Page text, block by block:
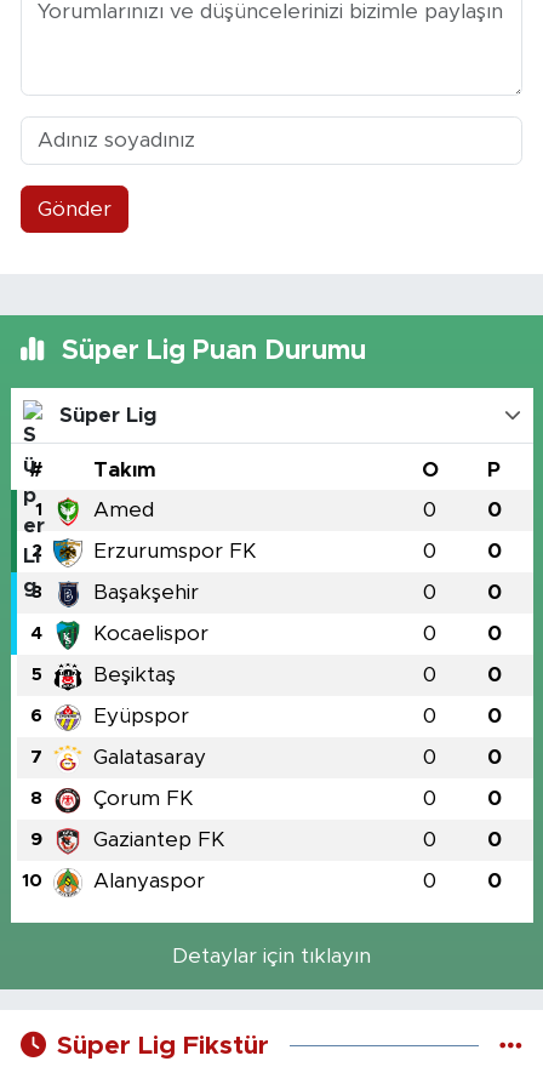
Gönder
Süper Lig Puan Durumu
Süper Lig
# Takım O P
1 Amed 0 0
2 Erzurumspor FK 0 0
3 Başakşehir 0 0
4 Kocaelispor 0 0
5 Beşiktaş 0 0
6 Eyüpspor 0 0
7 Galatasaray 0 0
8 Çorum FK 0 0
9 Gaziantep FK 0 0
10 Alanyaspor 0 0
Detaylar için tıklayın
Süper Lig Fikstür